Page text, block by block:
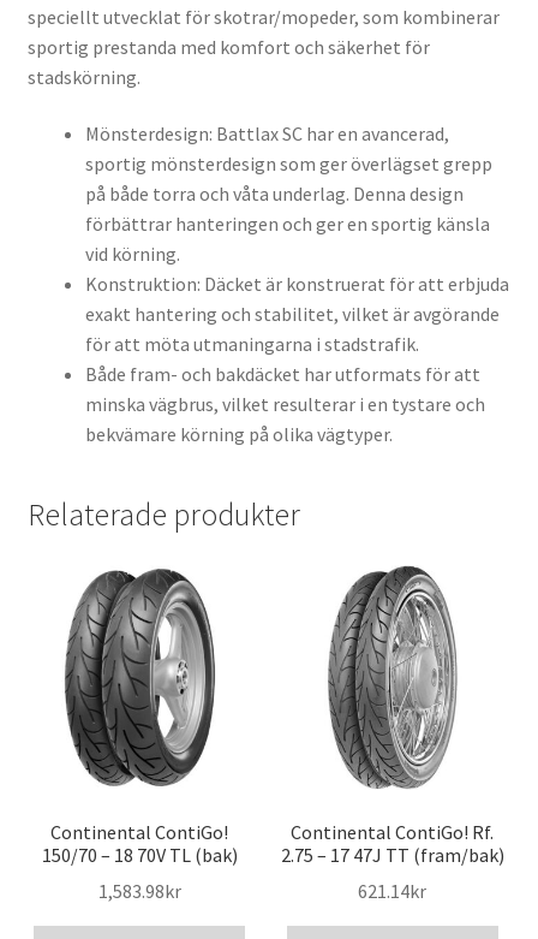
speciellt utvecklat för skotrar/mopeder, som kombinerar
sportig prestanda med komfort och säkerhet för
stadskörning.
Mönsterdesign: Battlax SC har en avancerad,
sportig mönsterdesign som ger överlägset grepp
på både torra och våta underlag. Denna design
förbättrar hanteringen och ger en sportig känsla
vid körning.
Konstruktion: Däcket är konstruerat för att erbjuda
exakt hantering och stabilitet, vilket är avgörande
för att möta utmaningarna i stadstrafik.
Både fram- och bakdäcket har utformats för att
minska vägbrus, vilket resulterar i en tystare och
bekvämare körning på olika vägtyper.
Relaterade produkter
Continental ContiGo!
150/70 – 18 70V TL (bak)
1,583.98kr
Continental ContiGo! Rf.
2.75 – 17 47J TT (fram/bak)
621.14kr